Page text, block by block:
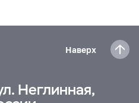
Наверх
Неглинная,